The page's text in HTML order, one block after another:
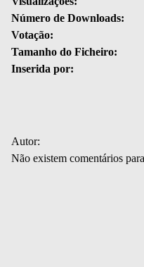
Número de Downloads:
Votação:
Tamanho do Ficheiro:
Inserida por:
Autor:
Não existem comentários